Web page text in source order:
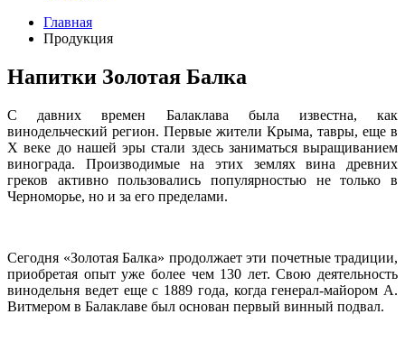
Главная
Продукция
Напитки Золотая Балка
С давних времен Балаклава была известна, как
винодельческий регион. Первые жители Крыма, тавры, еще в
X веке до нашей эры стали здесь заниматься выращиванием
винограда. Производимые на этих землях вина древних
греков активно пользовались популярностью не только в
Черноморье, но и за его пределами.
Сегодня «Золотая Балка» продолжает эти почетные традиции,
приобретая опыт уже более чем 130 лет. Свою деятельность
винодельня ведет еще c 1889 года, когда генерал-майором А.
Витмером в Балаклаве был основан первый винный подвал.